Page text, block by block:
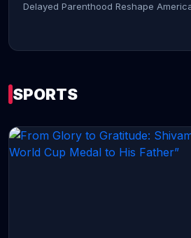
Delayed Parenthood Reshape
SPORTS